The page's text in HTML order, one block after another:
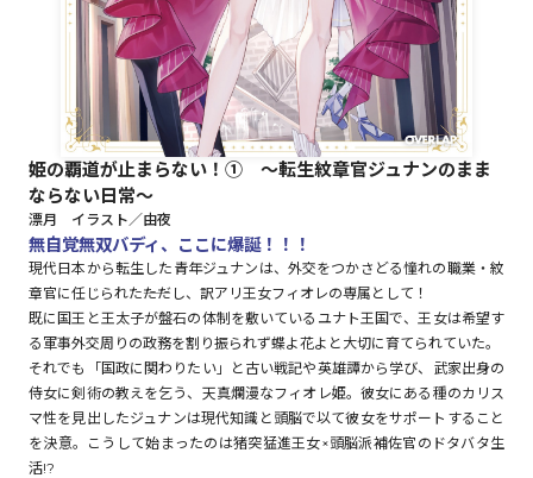
コミックガルド
リキューレ
コミックパルフェ
姫の覇道が止まらない！① ～転生紋章官ジュナンのまま
ならない日常～
漂月 イラスト／由夜
無自覚無双バディ、ここに爆誕！！！
現代日本から転生した青年ジュナンは、外交をつかさどる憧れの職業・紋
章官に任じられた――ただし、訳アリ王女フィオレの専属として！
既に国王と王太子が盤石の体制を敷いているユナト王国で、王女は希望す
る軍事外交周りの政務を割り振られず蝶よ花よと大切に育てられていた。
それでも「国政に関わりたい」と古い戦記や英雄譚から学び、武家出身の
侍女に剣術の教えを乞う、天真爛漫なフィオレ姫。彼女にある種のカリス
マ性を見出したジュナンは現代知識と頭脳で以て彼女をサポートすること
を決意。こうして始まったのは猪突猛進王女×頭脳派補佐官のドタバタ生
活!?